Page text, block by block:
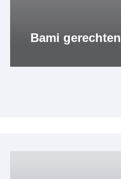
Bami gerechten